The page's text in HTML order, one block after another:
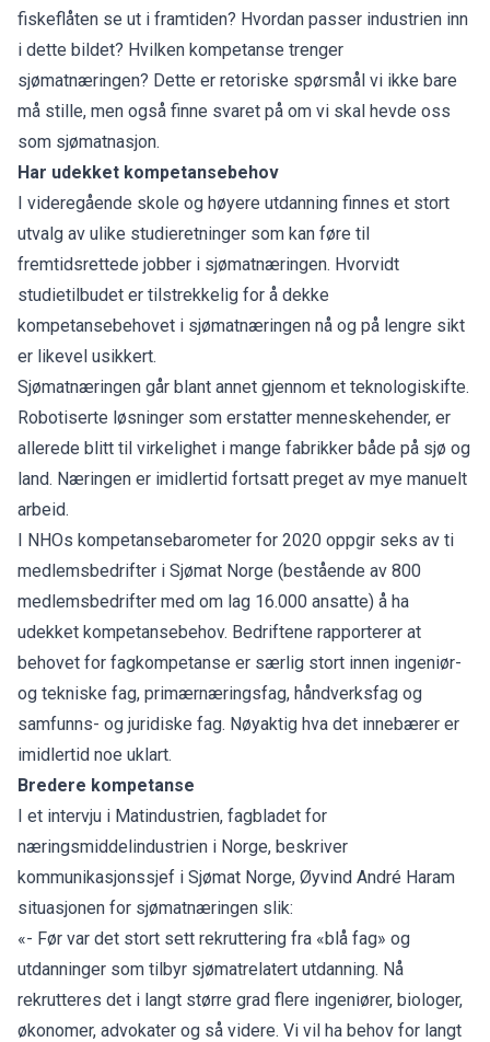
fiskeflåten se ut i framtiden? Hvordan passer industrien inn
i dette bildet? Hvilken kompetanse trenger
sjømatnæringen? Dette er retoriske spørsmål vi ikke bare
må stille, men også finne svaret på om vi skal hevde oss
som sjømatnasjon.
Har udekket kompetansebehov
I videregående skole og høyere utdanning finnes et stort
utvalg av ulike studieretninger som kan føre til
fremtidsrettede jobber i sjømatnæringen. Hvorvidt
studietilbudet er tilstrekkelig for å dekke
kompetansebehovet i sjømatnæringen nå og på lengre sikt
er likevel usikkert.
Sjømatnæringen går blant annet gjennom et teknologiskifte.
Robotiserte løsninger som erstatter menneskehender, er
allerede blitt til virkelighet i mange fabrikker både på sjø og
land. Næringen er imidlertid fortsatt preget av mye manuelt
arbeid.
I NHOs kompetansebarometer for 2020 oppgir seks av ti
medlemsbedrifter i Sjømat Norge (bestående av 800
medlemsbedrifter med om lag 16.000 ansatte) å ha
udekket kompetansebehov. Bedriftene rapporterer at
behovet for fagkompetanse er særlig stort innen ingeniør-
og tekniske fag, primærnæringsfag, håndverksfag og
samfunns- og juridiske fag. Nøyaktig hva det innebærer er
imidlertid noe uklart.
Bredere kompetanse
I et intervju i Matindustrien, fagbladet for
næringsmiddelindustrien i Norge, beskriver
kommunikasjonssjef i Sjømat Norge, Øyvind André Haram
situasjonen for sjømatnæringen slik:
«- Før var det stort sett rekruttering fra «blå fag» og
utdanninger som tilbyr sjømatrelatert utdanning. Nå
rekrutteres det i langt større grad flere ingeniører, biologer,
økonomer, advokater og så videre. Vi vil ha behov for langt